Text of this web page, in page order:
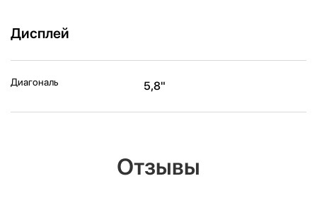
Дисплей
Диагональ 5,8"
Отзывы